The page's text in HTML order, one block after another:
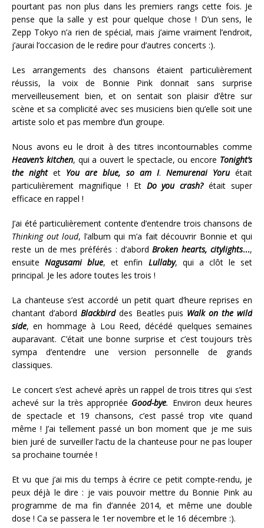
pourtant pas non plus dans les premiers rangs cette fois. Je
pense que la salle y est pour quelque chose ! D’un sens, le
Zepp Tokyo n’a rien de spécial, mais j’aime vraiment l’endroit,
j’aurai l’occasion de le redire pour d’autres concerts :).
Les arrangements des chansons étaient particulièrement
réussis, la voix de Bonnie Pink donnait sans surprise
merveilleusement bien, et on sentait son plaisir d’être sur
scène et sa complicité avec ses musiciens bien qu’elle soit une
artiste solo et pas membre d’un groupe.
Nous avons eu le droit à des titres incontournables comme
Heaven’s kitchen, qui a ouvert le spectacle, ou encore Tonight’s
the nightet You are blue, so am I. Nemurenai Yoruétait
particulièrement magnifique ! Et Do you crash?était super
efficace en rappel !
J’ai été particulièrement contente d’entendre trois chansons de
Thinking out loud, l’album qui m’a fait découvrir Bonnie et qui
reste un de mes préférés : d’abordBroken hearts, citylights…,
ensuiteNagusami blue, et enfin Lullaby, qui a clôt le set
principal. Je les adore toutes les trois !
La chanteuse s’est accordé un petit quart d’heure reprises en
chantant d’abord Blackbirddes Beatles puis Walk on the wild
side, en hommage à Lou Reed, décédé quelques semaines
auparavant. C’était une bonne surprise et c’est toujours très
sympa d’entendre une version personnelle de grands
classiques.
Le concert s’est achevé après un rappel de trois titres qui s’est
achevé sur la très appropriée Good-bye. Environ deux heures
de spectacle et 19 chansons, c’est passé trop vite quand
même ! J’ai tellement passé un bon moment que je me suis
bien juré de surveiller l’actu de la chanteuse pour ne pas louper
sa prochaine tournée !
Et vu que j’ai mis du temps à écrire ce petit compte-rendu, je
peux déjà le dire : je vais pouvoir mettre du Bonnie Pink au
programme de ma fin d’année 2014, et même une double
dose ! Ca se passera le 1er novembre et le 16 décembre :).